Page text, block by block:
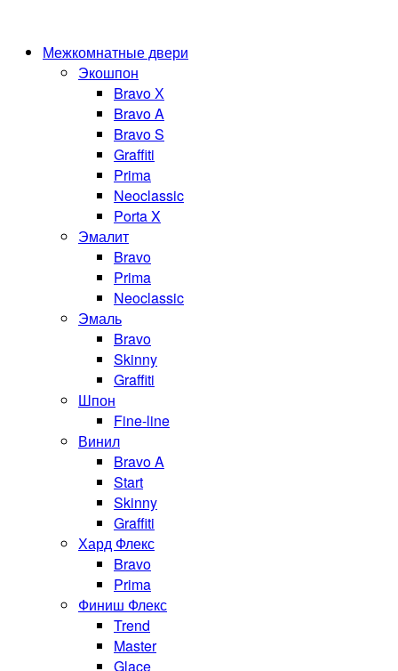
Межкомнатные двери
Экошпон
Bravo Х
Bravo A
Bravo S
Graffiti
Prima
Neoclassic
Porta X
Эмалит
Bravo
Prima
Neoclassic
Эмаль
Bravo
Skinny
Graffiti
Шпон
Fine-line
Винил
Bravo A
Start
Skinny
Graffiti
Хард Флекс
Bravo
Prima
Финиш Флекс
Trend
Master
Glace